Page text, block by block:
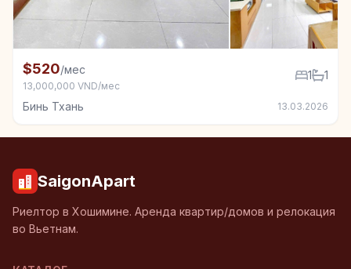
Квартира в аренду в Бинь Тхань, 1 спал.
$520/мес
13,000,000 VND/мес
1 1
Бинь Тхань 13.03.2026
SaigonApart
Риелтор в Хошимине. Аренда квартир/домов и релокация
во Вьетнам.